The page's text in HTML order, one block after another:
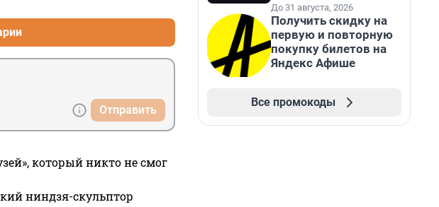
Отправить
который никто не смог
ниндзя-скульптор
До 31 августа, 2026
Получить скидку на
первую и повторную
покупку билетов на
Яндекс Афише
Все промокоды